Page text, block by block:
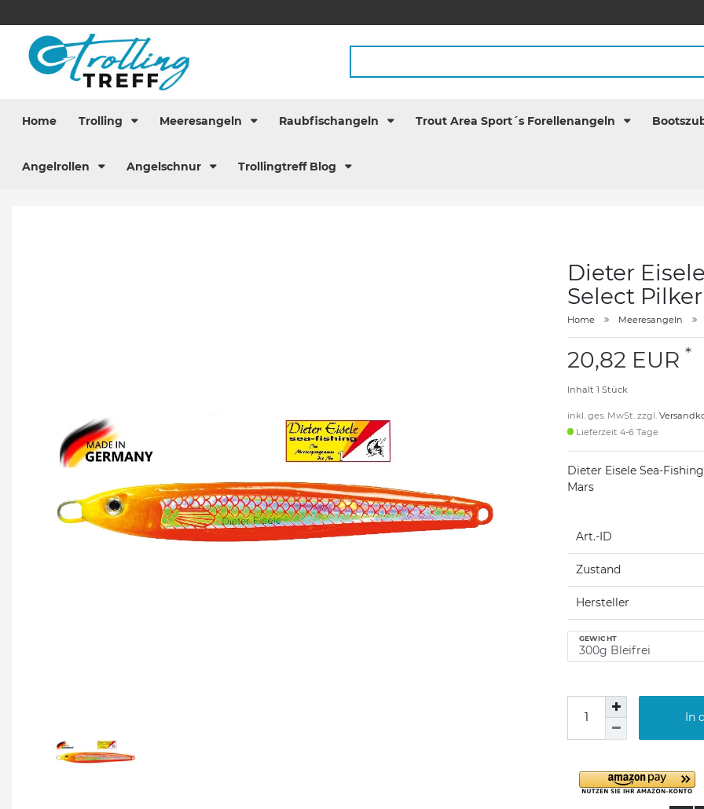
Home Trolling Meeresangeln Raubfischangeln Trout Area Sport´s Forellenangeln
Angelrollen Angelschnur Trollingtreff Blog
Dieter
Select
Home Meeresangeln
20,82 EUR *
Inhalt 1 Stück
inkl. ges. MwSt. zzgl.
Lieferzeit 4-6 Tage
Dieter Eisele Sea-
Mars
Art.-ID
Zustand
Hersteller
GEWICHT
In